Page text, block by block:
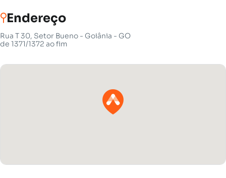
Endereço
Rua T 30, Setor Bueno - Goiânia - GO
de 1371/1372 ao fim